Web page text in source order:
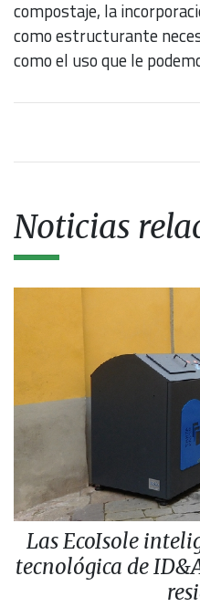
compostaje, la
como estructurante
como el uso que le
Noticias
Las EcoIsole
tecnológica de